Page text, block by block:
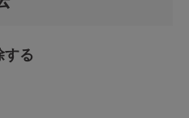
る